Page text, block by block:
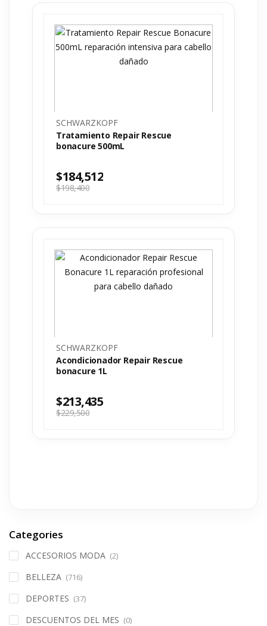
SCHWARZKOPF
Tratamiento Repair Rescue
bonacure 500mL
$198,400
$184,512
SCHWARZKOPF
Acondicionador Repair Rescue
bonacure 1L
$229,500
$213,435
Categories
ACCESORIOS MODA (2)
BELLEZA (716)
DEPORTES (37)
DESCUENTOS DEL MES (0)